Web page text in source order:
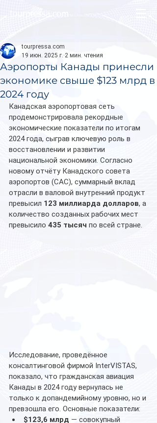
Аэропорты Канады принесли
экономике свыше $123 млрд в
2024 году
tourpressa.com
19 июн. 2025 г. 2 мин. чтения
Канадская аэропортовая сеть
продемонстрировала рекордные
экономические показатели по итогам
2024 года, сыграв ключевую роль в
восстановлении и развитии
национальной экономики. Согласно
новому отчёту Канадского совета
аэропортов (CAC), суммарный вклад
отрасли в валовой внутренний продукт
превысил 123 миллиарда долларов, а
количество созданных рабочих мест
превысило 435 тысяч по всей стране.
Исследование, проведённое
консалтинговой фирмой InterVISTAS,
показало, что гражданская авиация
Канады в 2024 году вернулась не
только к допандемийному уровню, но и
превзошла его. Основные показатели:
$123,6 млрд — совокупный